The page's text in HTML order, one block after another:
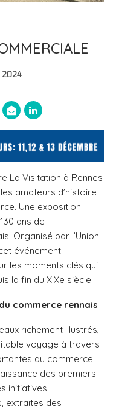
2024
La Visitation à Rennes
amateurs d’histoire
Une exposition
ans de
Organisé par l’Union
événement
les moments clés qui
la fin du XIXe siècle.
commerce rennais
richement illustrés,
voyage à travers
du commerce
des premiers
initiatives
extraites des